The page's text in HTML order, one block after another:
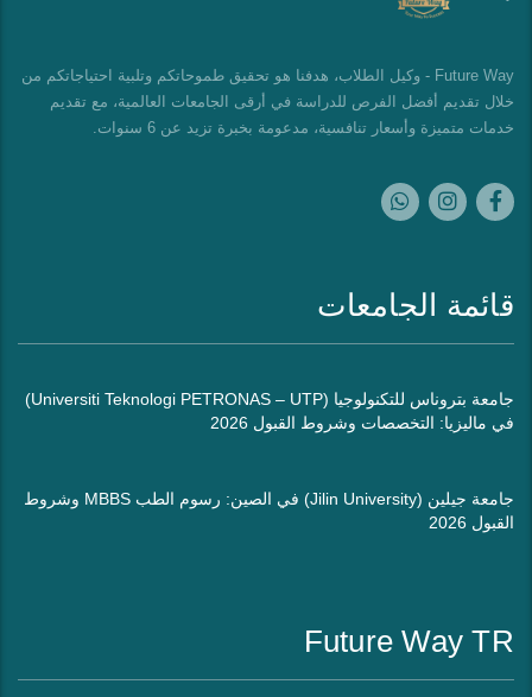
Future Way - وكيل الطلاب، هدفنا هو تحقيق طموحاتكم وتلبية احتياجاتكم من
خلال تقديم أفضل الفرص للدراسة في أرقى الجامعات العالمية، مع تقديم
خدمات متميزة وأسعار تنافسية، مدعومة بخبرة تزيد عن 6 سنوات.
قائمة الجامعات
جامعة بتروناس للتكنولوجيا (Universiti Teknologi PETRONAS – UTP)
في ماليزيا: التخصصات وشروط القبول 2026
جامعة جيلين (Jilin University) في الصين: رسوم الطب MBBS وشروط
القبول 2026
Future Way TR